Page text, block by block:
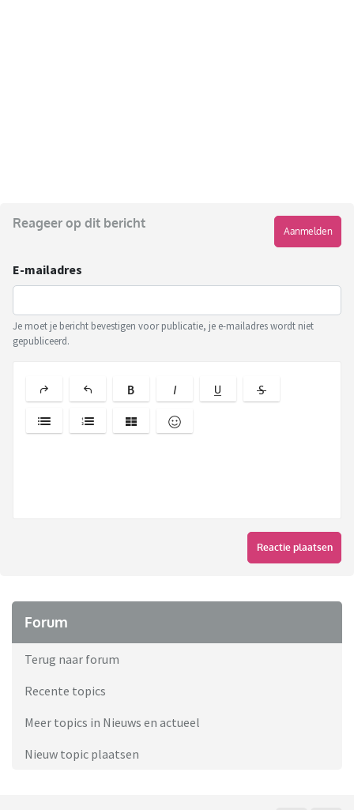
Reageer op dit bericht
Aanmelden
E-mailadres
Je moet je bericht bevestigen voor publicatie, je e-mailadres wordt niet
gepubliceerd.
Reactie plaatsen
Forum
Terug naar forum
Recente topics
Meer topics in Nieuws en actueel
Nieuw topic plaatsen